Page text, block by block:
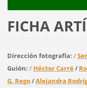
FICHA
Dirección fotografía: /
Guión: / Héctor Carré/
G. Rego/Alejandra